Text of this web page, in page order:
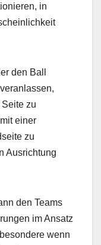
in
den Ball
zu
einer
zu
Ausrichtung
den Teams
im Ansatz
wenn